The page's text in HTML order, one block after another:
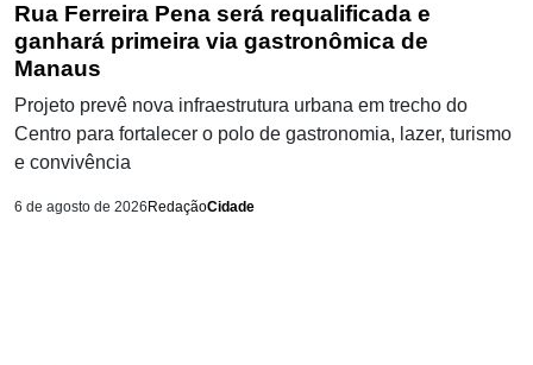
Rua Ferreira Pena será requalificada e
ganhará primeira via gastronômica de
Manaus
Projeto prevê nova infraestrutura urbana em trecho do
Centro para fortalecer o polo de gastronomia, lazer, turismo
e convivência
6 de agosto de 2026 RedaçãoCidade